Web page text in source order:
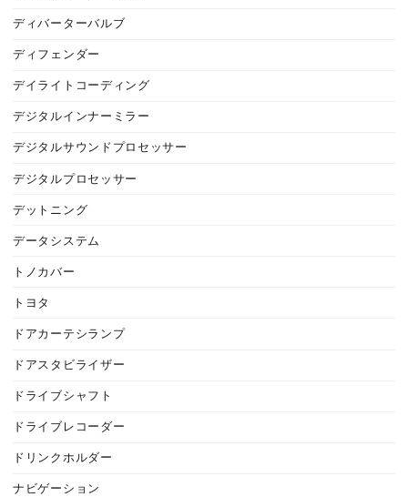
ディバーターバルブ
ディフェンダー
デイライトコーディング
デジタルインナーミラー
デジタルサウンドプロセッサー
デジタルプロセッサー
デットニング
データシステム
トノカバー
トヨタ
ドアカーテシランプ
ドアスタビライザー
ドライブシャフト
ドライブレコーダー
ドリンクホルダー
ナビゲーション